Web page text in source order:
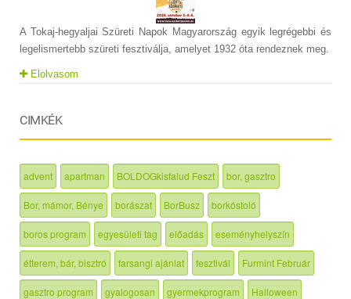
A Tokaj-hegyaljai Szüreti Napok Magyarország egyik legrégebbi és
legelismertebb szüreti fesztiválja, amelyet 1932 óta rendeznek meg.
Elolvasom
CIMKÉK
advent apartman BOLDOGkisfalud Feszt bor, gasztro
Bor, mámor, Bénye borászat BorBusz borkóstoló
boros program egyesületi tag előadás eseményhelyszín
étterem, bár, bisztró farsangi ajánlat fesztivál Furmint Február
gasztro program gyalogosan gyermekprogram Halloween